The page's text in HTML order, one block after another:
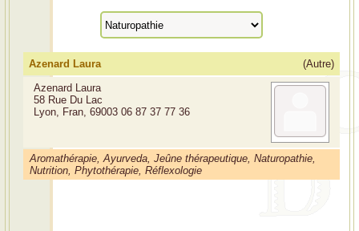
Azenard Laura
(Autre)
Azenard Laura
58 Rue Du Lac
Lyon, Fran, 69003 06 87 37 77 36
Aromathérapie, Ayurveda, Jeûne thérapeutique, Naturopathie,
Nutrition, Phytothérapie, Réflexologie